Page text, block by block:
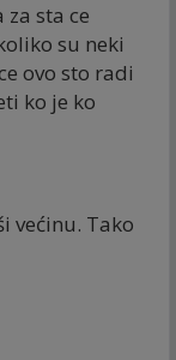
za sta ce
su neki
ovo sto radi
ko je ko
većinu. Tako